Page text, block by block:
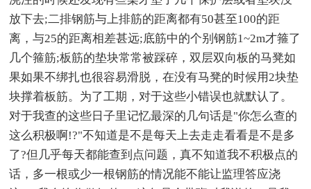
放下去;二排钢筋与上排筋的距离都有50甚至100的距
离，与25的距离相差甚远;底筋中的个别钢筋1~2m才箍了
几个箍筋;板筋的垫块常常被踩碎，双层双向板的马凳如
果如果不绑扎也很容易滑脱，在没有马凳的时候用2块垫
块撑着板筋。为了工期，对于这些小错误也就默认了。
对于我查的这些日子里记忆最深的几句话是"你怎么查的
这么积极啊!?"不知道是不是每天上去走走看看是不是多
了?但几乎每天都能查到点问题，真不知道我不积极点的
话，多一根或少一根钢筋的情况能不能让监理答应浇